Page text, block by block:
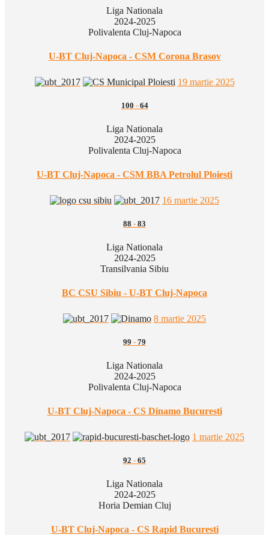
Liga Nationala
2024-2025
Polivalenta Cluj-Napoca
U-BT Cluj-Napoca - CSM Corona Brasov
19 martie 2025
100 - 64
Liga Nationala
2024-2025
Polivalenta Cluj-Napoca
U-BT Cluj-Napoca - CSM BBA Petrolul Ploiesti
16 martie 2025
88 - 83
Liga Nationala
2024-2025
Transilvania Sibiu
BC CSU Sibiu - U-BT Cluj-Napoca
8 martie 2025
99 - 79
Liga Nationala
2024-2025
Polivalenta Cluj-Napoca
U-BT Cluj-Napoca - CS Dinamo Bucuresti
1 martie 2025
92 - 65
Liga Nationala
2024-2025
Horia Demian Cluj
U-BT Cluj-Napoca - CS Rapid Bucuresti